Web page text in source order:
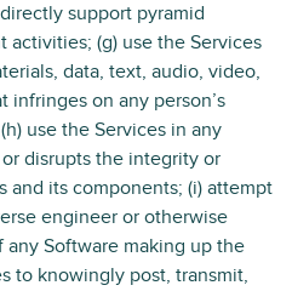
support pyramid
activities; (g) use the Services
data, text, audio, video,
infringes on any person’s
use the Services in any
disrupts the integrity or
and its components; (i) attempt
engineer or otherwise
Software making up the
to knowingly post, transmit,